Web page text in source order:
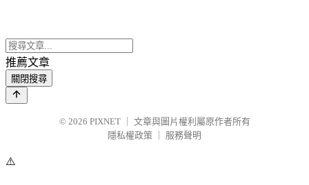
推薦文章
關閉搜尋
© 2026 PIXNET
文章與圖片權利屬原作者所有
隱私權政策
服務聲明
⚠️